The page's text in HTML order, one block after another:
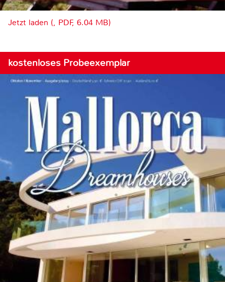
Jetzt laden (, PDF, 6.04 MB)
kostenloses Probeexemplar